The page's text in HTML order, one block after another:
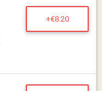
+€8.20